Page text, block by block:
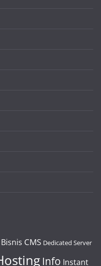
Bisnis CMS Dedicated Server
Info Instant